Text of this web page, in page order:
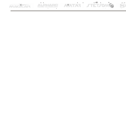
به فروشگاه سلما سیستم می‌باشد.